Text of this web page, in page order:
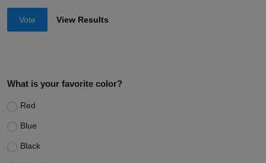
Vote View Results
What is your favorite color?
Red
Blue
Black